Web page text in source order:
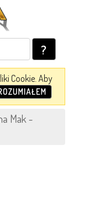
?
Cookie. Aby
Mak -